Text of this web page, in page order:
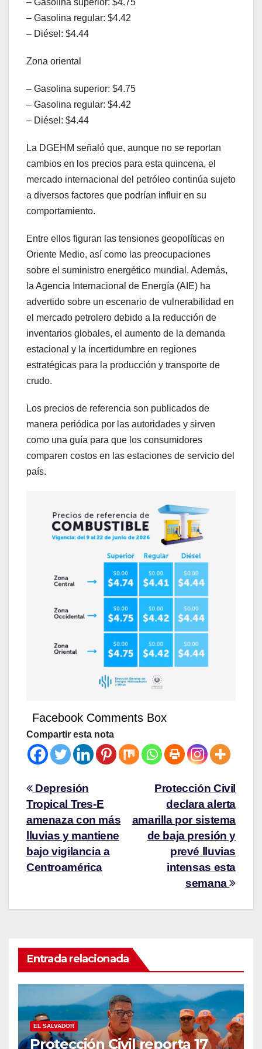
– Gasolina superior: $4.75
– Gasolina regular: $4.42
– Diésel: $4.44
Zona oriental
– Gasolina superior: $4.75
– Gasolina regular: $4.42
– Diésel: $4.44
La DGEHM señaló que, aunque no se reportan
cambios en los precios para esta quincena, el
mercado internacional del petróleo continúa sujeto
a diversos factores que podrían influir en su
comportamiento.
Entre ellos figuran las tensiones geopolíticas en
Oriente Medio, así como las preocupaciones
sobre el suministro energético mundial. Además,
la Agencia Internacional de Energía (AIE) ha
advertido sobre un escenario de vulnerabilidad en
el mercado petrolero debido a la reducción de
inventarios globales, el aumento de la demanda
estacional y la incertidumbre en regiones
estratégicas para la producción y transporte de
crudo.
Los precios de referencia son publicados de
manera periódica por las autoridades y sirven
como una guía para que los consumidores
comparen costos en las estaciones de servicio del
país.
Facebook Comments Box
Compartir esta nota
Protección Civil
declara alerta
amarilla por sistema
de baja presión y
prevé lluvias
intensas esta
semana
Depresión
Tropical Tres-E
amenaza con más
lluvias y mantiene
bajo vigilancia a
Centroamérica
Entrada relacionada
EL SALVADOR
Protección Civil reporta 17